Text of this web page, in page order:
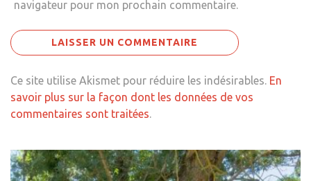
navigateur pour mon prochain commentaire.
Ce site utilise Akismet pour réduire les indésirables. En
savoir plus sur la façon dont les données de vos
commentaires sont traitées.